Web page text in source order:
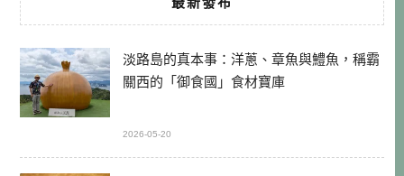
淡路島的真本事：洋蔥、章魚與鱧魚，稱霸
關西的「御食國」食材寶庫
2026-05-20